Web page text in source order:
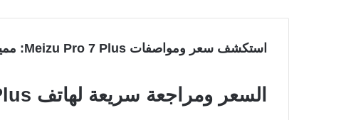
استكشف سعر ومواصفات Meizu Pro 7 Plus: مميزات وعيوب هاتف ميزو 7 بلس المذهل!
السعر ومراجعة سريعة لهاتف Meizu Pro 7 Plus